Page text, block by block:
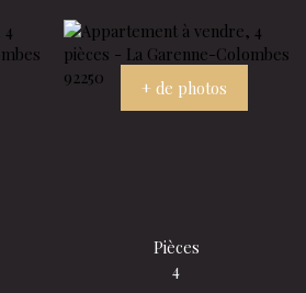
+ de photos
Pièces
4